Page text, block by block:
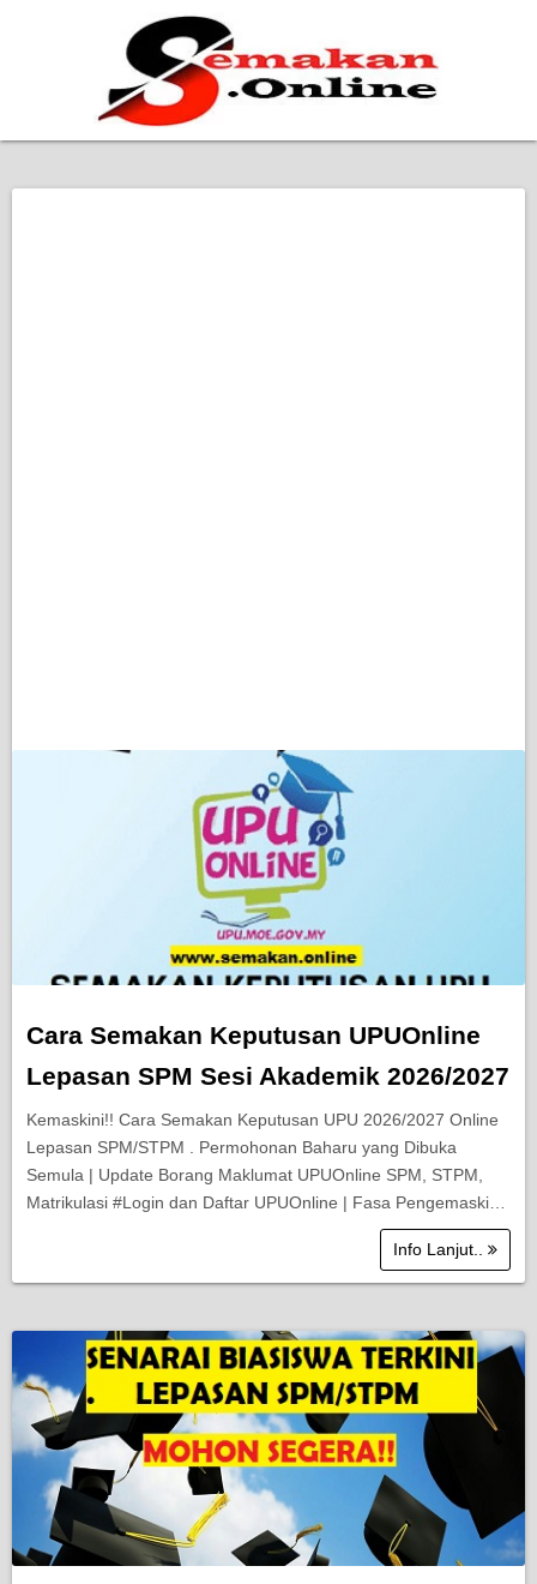
Cara Semakan Keputusan UPUOnline
Lepasan SPM Sesi Akademik 2026/2027
Kemaskini!! Cara Semakan Keputusan UPU 2026/2027 Online
Lepasan SPM/STPM . Permohonan Baharu yang Dibuka
Semula | Update Borang Maklumat UPUOnline SPM, STPM,
Matrikulasi #Login dan Daftar UPUOnline | Fasa Pengemaski…
Info Lanjut..